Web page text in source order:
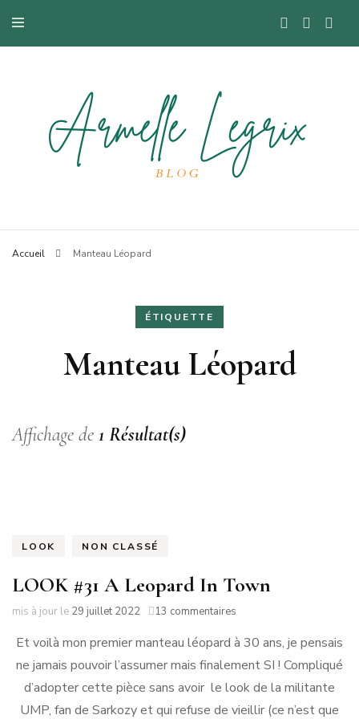
Armelle
Accueil Manteau Léopard
ÉTIQUETTE
Manteau Léopard
Affichage de 1 Résultat(s)
LOOK NON CLASSÉ
LOOK #31 A Leopard In Town
mis à jour le 29 juillet 2022 13 commentaires
#31
In
Town
Et voilà mon premier manteau léopard à 30 ans, je pensais
ne jamais pouvoir l’assumer mais finalement SI ! Compliqué
d’adopter cette pièce sans avoir le look de la militante
UMP, fan de Sarkozy et qui refuse de vieillir (ce n’est que